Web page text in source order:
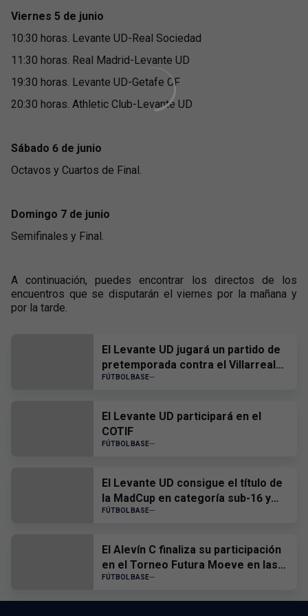
Viernes 5 de junio
10:30 horas. Levante UD-Real Sociedad
11:30 horas. Real Madrid-Levante UD
19:30 horas. Levante UD-Getafe CF
20:30 horas. Athletic Club-Levante UD
Sábado 6 de junio
Octavos y Cuartos de Final.
Domingo 7 de junio
Semifinales y Final.
A continuación, puedes encontrar los directos de los
encuentros que se disputarán el viernes por la mañana y
por la tarde.
El Levante UD jugará un partido de
pretemporada contra el Villarreal
CF
FÚTBOL BASE
El Levante UD participará en el
COTIF
FÚTBOL BASE
El Levante UD consigue el título de
la MadCup en categoría sub-16 y
sub-19
FÚTBOL BASE
El Alevín C finaliza su participación
en el Torneo Futura Moeve en las
semifinales
FÚTBOL BASE